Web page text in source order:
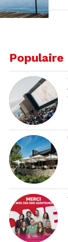
Populaire